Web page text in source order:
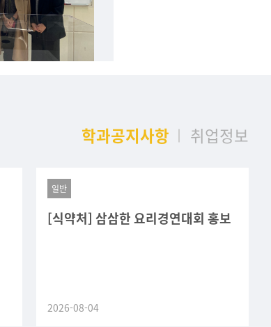
학과공지사항 취업정보
일반
[식약처] 삼삼한 요리경연대회 홍보
2026-08-04